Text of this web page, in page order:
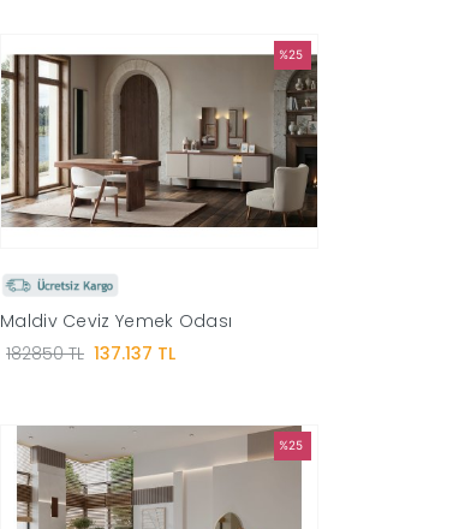
%25
Maldiv Ceviz Yemek Odası
182850 TL 137.137 TL
%25